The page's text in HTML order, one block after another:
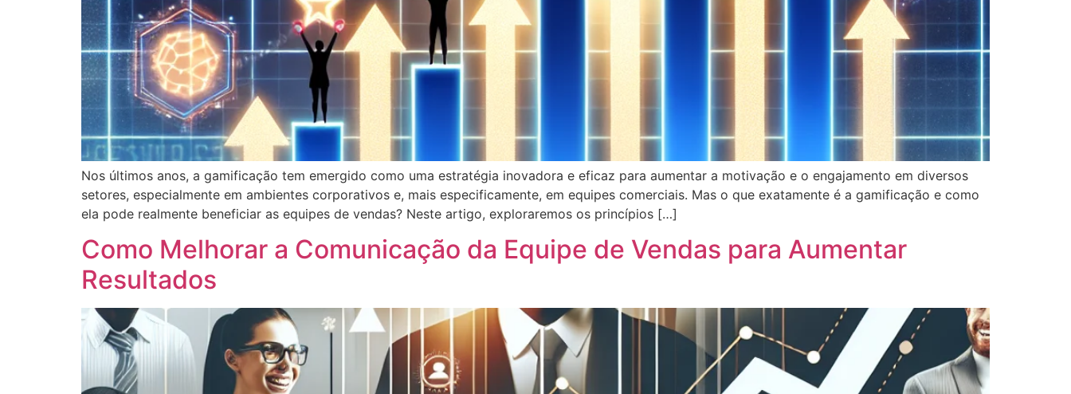
Nos últimos anos, a gamificação tem emergido como uma estratégia inovadora e eficaz para aumentar a motivação e o engajamento em diversos
setores, especialmente em ambientes corporativos e, mais especificamente, em equipes comerciais. Mas o que exatamente é a gamificação e como
ela pode realmente beneficiar as equipes de vendas? Neste artigo, exploraremos os princípios […]
Como Melhorar a Comunicação da Equipe de Vendas para Aumentar
Resultados